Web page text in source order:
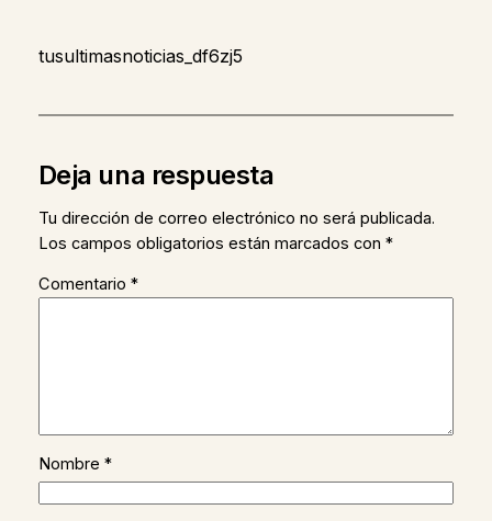
tusultimasnoticias_df6zj5
Deja una respuesta
Tu dirección de correo electrónico no será publicada.
Los campos obligatorios están marcados con *
Comentario *
Nombre *